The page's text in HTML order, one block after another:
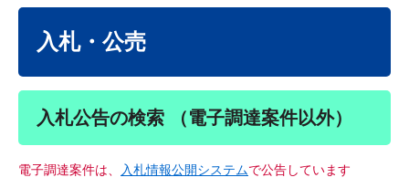
入札・公売
入札公告の検索 （電子調達案件以外）
電子調達案件は、 入札情報公開システムで公告しています